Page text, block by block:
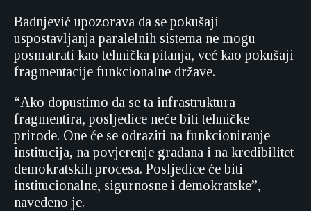
Badnjević upozorava da se pokušaji
uspostavljanja paralelnih sistema ne mogu
posmatrati kao tehnička pitanja, već kao pokušaji
fragmentacije funkcionalne države.
“Ako dopustimo da se ta infrastruktura
fragmentira, posljedice neće biti tehničke
prirode. One će se odraziti na funkcioniranje
institucija, na povjerenje građana i na kredibilitet
demokratskih procesa. Posljedice će biti
institucionalne, sigurnosne i demokratske”,
navedeno je.